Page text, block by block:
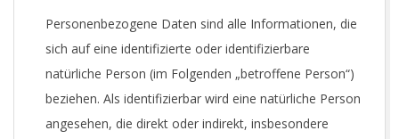
Personenbezogene Daten sind alle Informationen, die
sich auf eine identifizierte oder identifizierbare
natürliche Person (im Folgenden „betroffene Person“)
beziehen. Als identifizierbar wird eine natürliche Person
angesehen, die direkt oder indirekt, insbesondere